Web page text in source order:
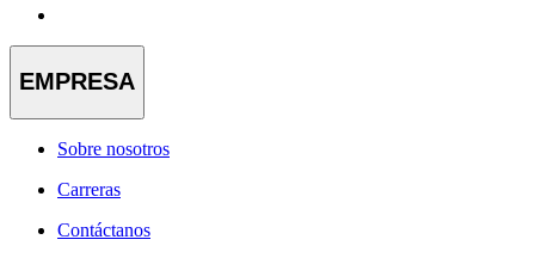
EMPRESA
Sobre nosotros
Carreras
Contáctanos